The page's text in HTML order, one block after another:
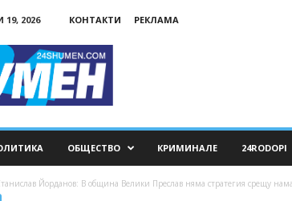
2026 КОНТАКТИ РЕКЛАМА
ОБЩЕСТВО КРИМИНАЛЕ 24RODOPI
Йорданов: В община Велики Преслав няма стратегия срещу